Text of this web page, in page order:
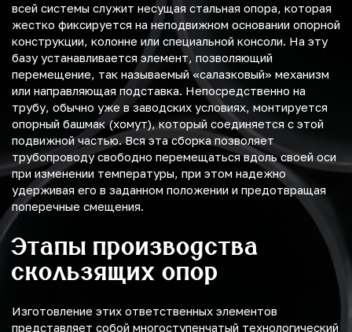
всей системы служит несущая стальная опора, которая
жестко фиксируется на неподвижном основании опорной
конструкции, колонне или специальной консоли. На эту
базу устанавливается элемент, позволяющий
перемещение, так называемый «салазковый» механизм
или направляющая подставка. Непосредственно на
трубу, обычно уже в заводских условиях, монтируется
опорный башмак (хомут), который соединяется с этой
подвижной частью. Вся эта сборка позволяет
трубопроводу свободно перемещаться вдоль своей оси
при изменении температуры, при этом надежно
удерживая его в заданном положении и предотвращая
поперечные смещения.
Этапы производства
скользящих опор
Изготовление этих ответственных элементов
представляет собой многоступенчатый технологический